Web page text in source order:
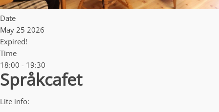
Date
May 25 2026
Expired!
Time
18:00 - 19:30
Språkcafet
Lite info: